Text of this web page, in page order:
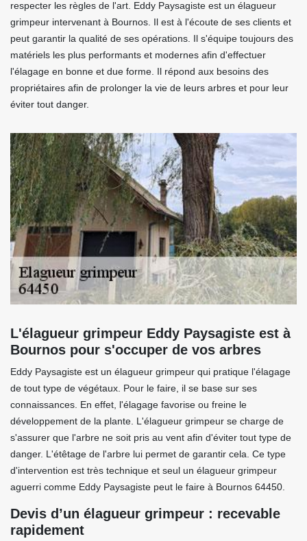
respecter les règles de l'art. Eddy Paysagiste est un élagueur
grimpeur intervenant à Bournos. Il est à l'écoute de ses clients et
peut garantir la qualité de ses opérations. Il s'équipe toujours des
matériels les plus performants et modernes afin d'effectuer
l'élagage en bonne et due forme. Il répond aux besoins des
propriétaires afin de prolonger la vie de leurs arbres et pour leur
éviter tout danger.
L'élagueur grimpeur Eddy Paysagiste est à
Bournos pour s'occuper de vos arbres
Eddy Paysagiste est un élagueur grimpeur qui pratique l'élagage
de tout type de végétaux. Pour le faire, il se base sur ses
connaissances. En effet, l'élagage favorise ou freine le
développement de la plante. L'élagueur grimpeur se charge de
s'assurer que l'arbre ne soit pris au vent afin d'éviter tout type de
danger. L'étêtage de l'arbre lui permet de garantir cela. Ce type
d'intervention est très technique et seul un élagueur grimpeur
aguerri comme Eddy Paysagiste peut le faire à Bournos 64450.
Devis d’un élagueur grimpeur : recevable
rapidement